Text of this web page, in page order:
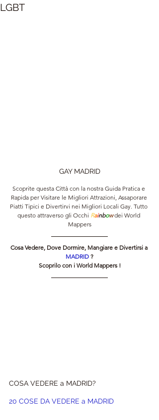
LGBT
GAY MADRID
Scoprite questa Città con la nostra Guida Pratica e
Rapida per Visitare le Migliori Attrazioni, Assaporare
Piatti Tipici e Divertirvi nei Migliori Locali Gay. Tutto
questo attraverso gli Occhi Rainbow dei World
Mappers
Cosa Vedere, Dove Dormire, Mangiare e Divertirsi a
MADRID ?
Scoprilo con i World Mappers !
COSA VEDERE a MADRID?
20 COSE DA VEDERE a MADRID